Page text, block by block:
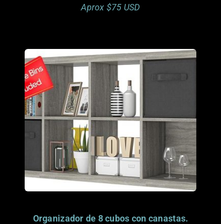
Aprox $75 USD
Este artículo ya fue
donado por
Vision Global. El Paso, TX
Organizador de 8 cubos con canastas.